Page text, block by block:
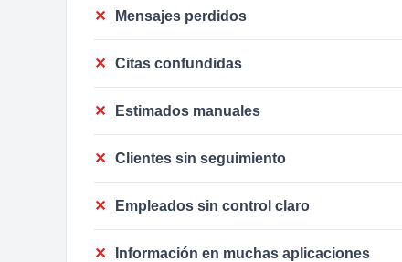
Mensajes perdidos
Citas confundidas
Estimados manuales
Clientes sin seguimiento
Empleados sin control claro
Información en muchas aplicaciones